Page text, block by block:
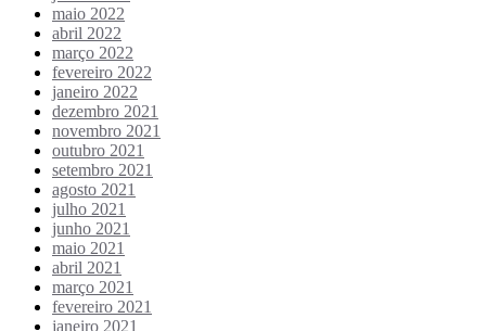
maio 2022
abril 2022
março 2022
fevereiro 2022
janeiro 2022
dezembro 2021
novembro 2021
outubro 2021
setembro 2021
agosto 2021
julho 2021
junho 2021
maio 2021
abril 2021
março 2021
fevereiro 2021
janeiro 2021